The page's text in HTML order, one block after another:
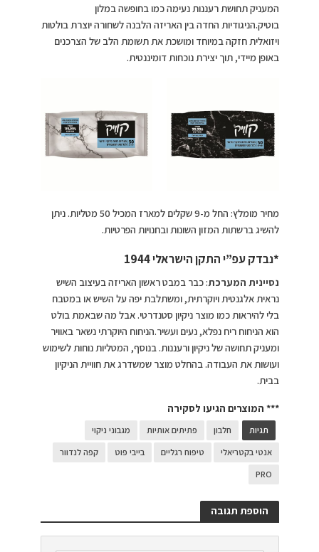
המעניק תחושת רעננות נעימה כמו בחופשה במלון
בוטיק.הניגודיות החדה בין האריזה הלבנה לשחורה יוצרת בולטות
ויזואלית חזקה במיוחד ומושכת את תשומת הלב של הצרכנים
באופן מיידי, תוך יצירת נוכחות דומיננטית.
מחיר מומלץ: החל מ-9 שקלים למארז המכיל 50 מטליות. ניתן
להשיג ברשתות המזון השונות ובחנויות הפרטיות.
*נבדק עפ”י התקן הישראלי 1944
נסיינית המערכת: כבר במבט ראשון האריזה בעיצוב השיש
נראית אלגנטית ויוקרתית, ומשתלבת יפה על השיש או במטבח
בלי להיראות כמו מוצר ניקיון סטנדרטי. אבל מה שבאמת בולט
הוא הניחוח ריח נפלא, נעים ועשיר.הניחוח היוקרתי נשאר באוויר
ומעניק תחושה של ניקיון ורעננות. בנוסף, המטליות נוחות לשימוש
ועושות את העבודה. בהחלט מוצר שמשדרג את חוויית הניקיון
בבית.
*** המוצרים הגיעו לסקירה
תגיות חלבון פתיתים אותיות
מגבוני ניקוי
אנטי בקטריאלי
טיפוח רגליים בייבי פוט
קפה לנדוור
PRO
הוספת תגובה